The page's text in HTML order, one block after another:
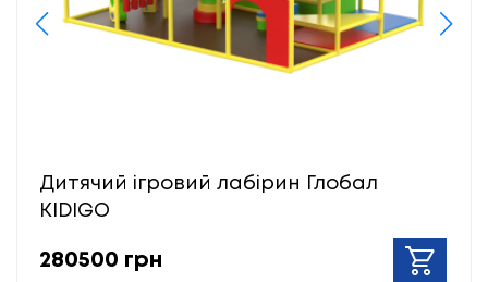
Дитячий ігровий лабірин Глобал
KIDIGO
280500 грн